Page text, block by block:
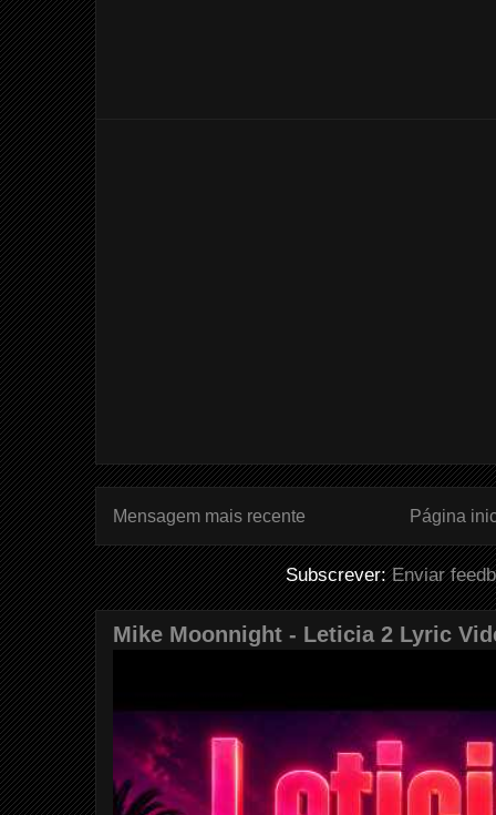
Mensagem mais recente Página
Subscrever:Enviar
Mike Moonnight - Leticia 2 Lyric